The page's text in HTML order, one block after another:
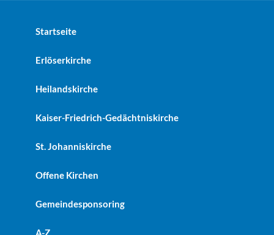
Startseite
Erlöserkirche
Heilandskirche
Kaiser-Friedrich-Gedächtniskirche
St. Johanniskirche
Offene Kirchen
Gemeindesponsoring
A-Z